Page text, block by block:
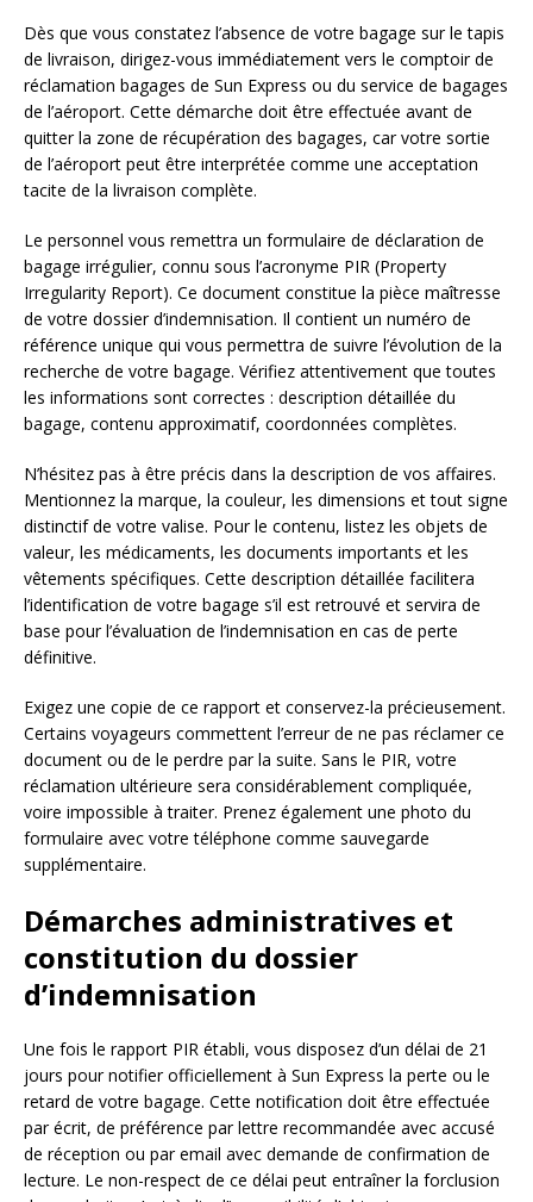
Dès que vous constatez l’absence de votre bagage sur le tapis
de livraison, dirigez-vous immédiatement vers le comptoir de
réclamation bagages de Sun Express ou du service de bagages
de l’aéroport. Cette démarche doit être effectuée avant de
quitter la zone de récupération des bagages, car votre sortie
de l’aéroport peut être interprétée comme une acceptation
tacite de la livraison complète.
Le personnel vous remettra un formulaire de déclaration de
bagage irrégulier, connu sous l’acronyme PIR (Property
Irregularity Report). Ce document constitue la pièce maîtresse
de votre dossier d’indemnisation. Il contient un numéro de
référence unique qui vous permettra de suivre l’évolution de la
recherche de votre bagage. Vérifiez attentivement que toutes
les informations sont correctes : description détaillée du
bagage, contenu approximatif, coordonnées complètes.
N’hésitez pas à être précis dans la description de vos affaires.
Mentionnez la marque, la couleur, les dimensions et tout signe
distinctif de votre valise. Pour le contenu, listez les objets de
valeur, les médicaments, les documents importants et les
vêtements spécifiques. Cette description détaillée facilitera
l’identification de votre bagage s’il est retrouvé et servira de
base pour l’évaluation de l’indemnisation en cas de perte
définitive.
Exigez une copie de ce rapport et conservez-la précieusement.
Certains voyageurs commettent l’erreur de ne pas réclamer ce
document ou de le perdre par la suite. Sans le PIR, votre
réclamation ultérieure sera considérablement compliquée,
voire impossible à traiter. Prenez également une photo du
formulaire avec votre téléphone comme sauvegarde
supplémentaire.
Démarches administratives et
constitution du dossier
d’indemnisation
Une fois le rapport PIR établi, vous disposez d’un délai de 21
jours pour notifier officiellement à Sun Express la perte ou le
retard de votre bagage. Cette notification doit être effectuée
par écrit, de préférence par lettre recommandée avec accusé
de réception ou par email avec demande de confirmation de
lecture. Le non-respect de ce délai peut entraîner la forclusion